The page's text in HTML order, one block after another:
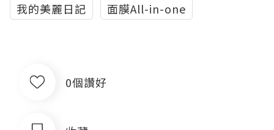
我的美麗日記 面膜All-in-one
0個讚好